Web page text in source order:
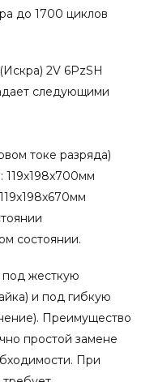
до 1700 циклов
2V 6PzSH
следующими
токе разряда)
119x198x700мм
состоянии.
жесткую
и под гибкую
Преимущество
простой замене
При